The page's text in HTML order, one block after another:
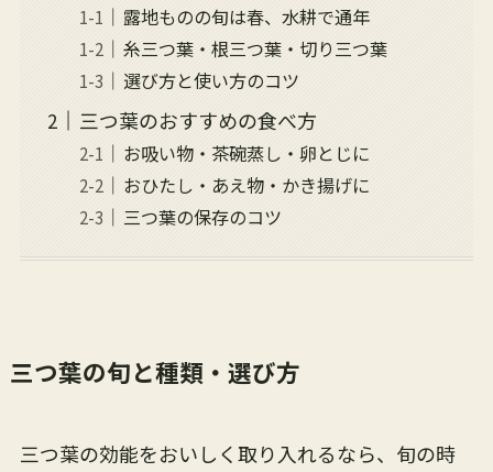
露地ものの旬は春、水耕で通年
糸三つ葉・根三つ葉・切り三つ葉
選び方と使い方のコツ
三つ葉のおすすめの食べ方
お吸い物・茶碗蒸し・卵とじに
おひたし・あえ物・かき揚げに
三つ葉の保存のコツ
三つ葉の旬と種類・選び方
三つ葉の効能をおいしく取り入れるなら、旬の時